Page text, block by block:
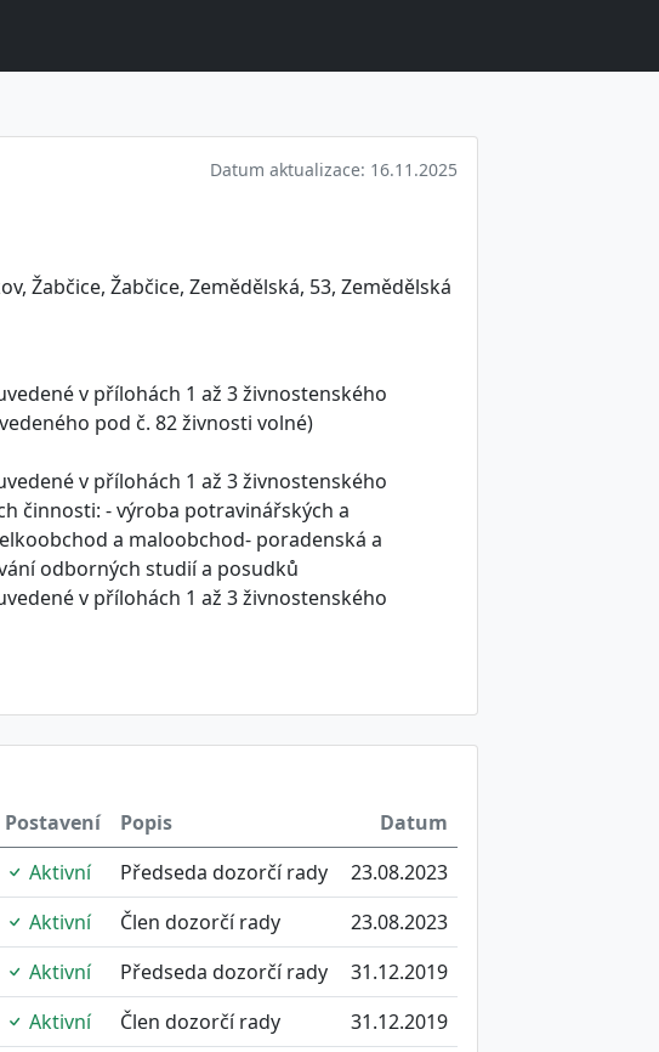
Datum aktualizace: 16.11.2025
Žabčice, Žabčice, Zemědělská, 53, Zemědělská
v přílohách 1 až 3 živnostenského
pod č. 82 živnosti volné)
v přílohách 1 až 3 živnostenského
činnosti: - výroba potravinářských a
a maloobchod- poradenská a
odborných studií a posudků
v přílohách 1 až 3 živnostenského
Postavení Popis
Datum
Aktivní Předseda dozorčí rady
23.08.2023
Aktivní Člen dozorčí rady
23.08.2023
Aktivní Předseda dozorčí rady
31.12.2019
Aktivní Člen dozorčí rady
31.12.2019